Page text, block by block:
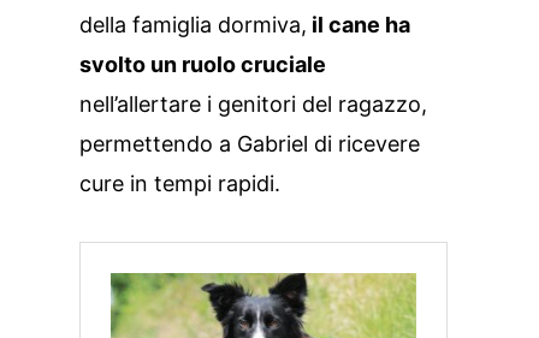
della famiglia dormiva, il cane ha
svolto un ruolo cruciale
nell’allertare i genitori del ragazzo,
permettendo a Gabriel di ricevere
cure in tempi rapidi.